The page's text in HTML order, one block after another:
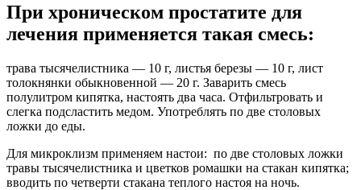
При хроническом простатите для
лечения применяется такая смесь:
трава тысячелистника — 10 г, листья березы — 10 г, лист
толокнянки обыкновенной — 20 г. Заварить смесь
полулитром кипятка, настоять два часа. Отфильтровать и
слегка подсластить медом. Употреблять по две столовых
ложки до еды.
Для микроклизм применяем настои: по две столовых ложки
травы тысячелистника и цветков ромашки на стакан кипятка;
вводить по четверти стакана теплого настоя на ночь.